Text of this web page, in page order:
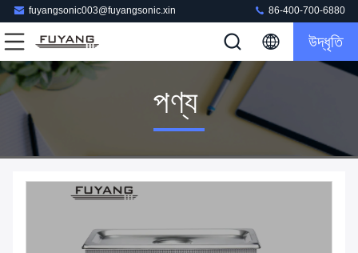
fuyangsonic003@fuyangsonic.xin 86-400-700-6880
উদ্ধৃতি
পণ্য